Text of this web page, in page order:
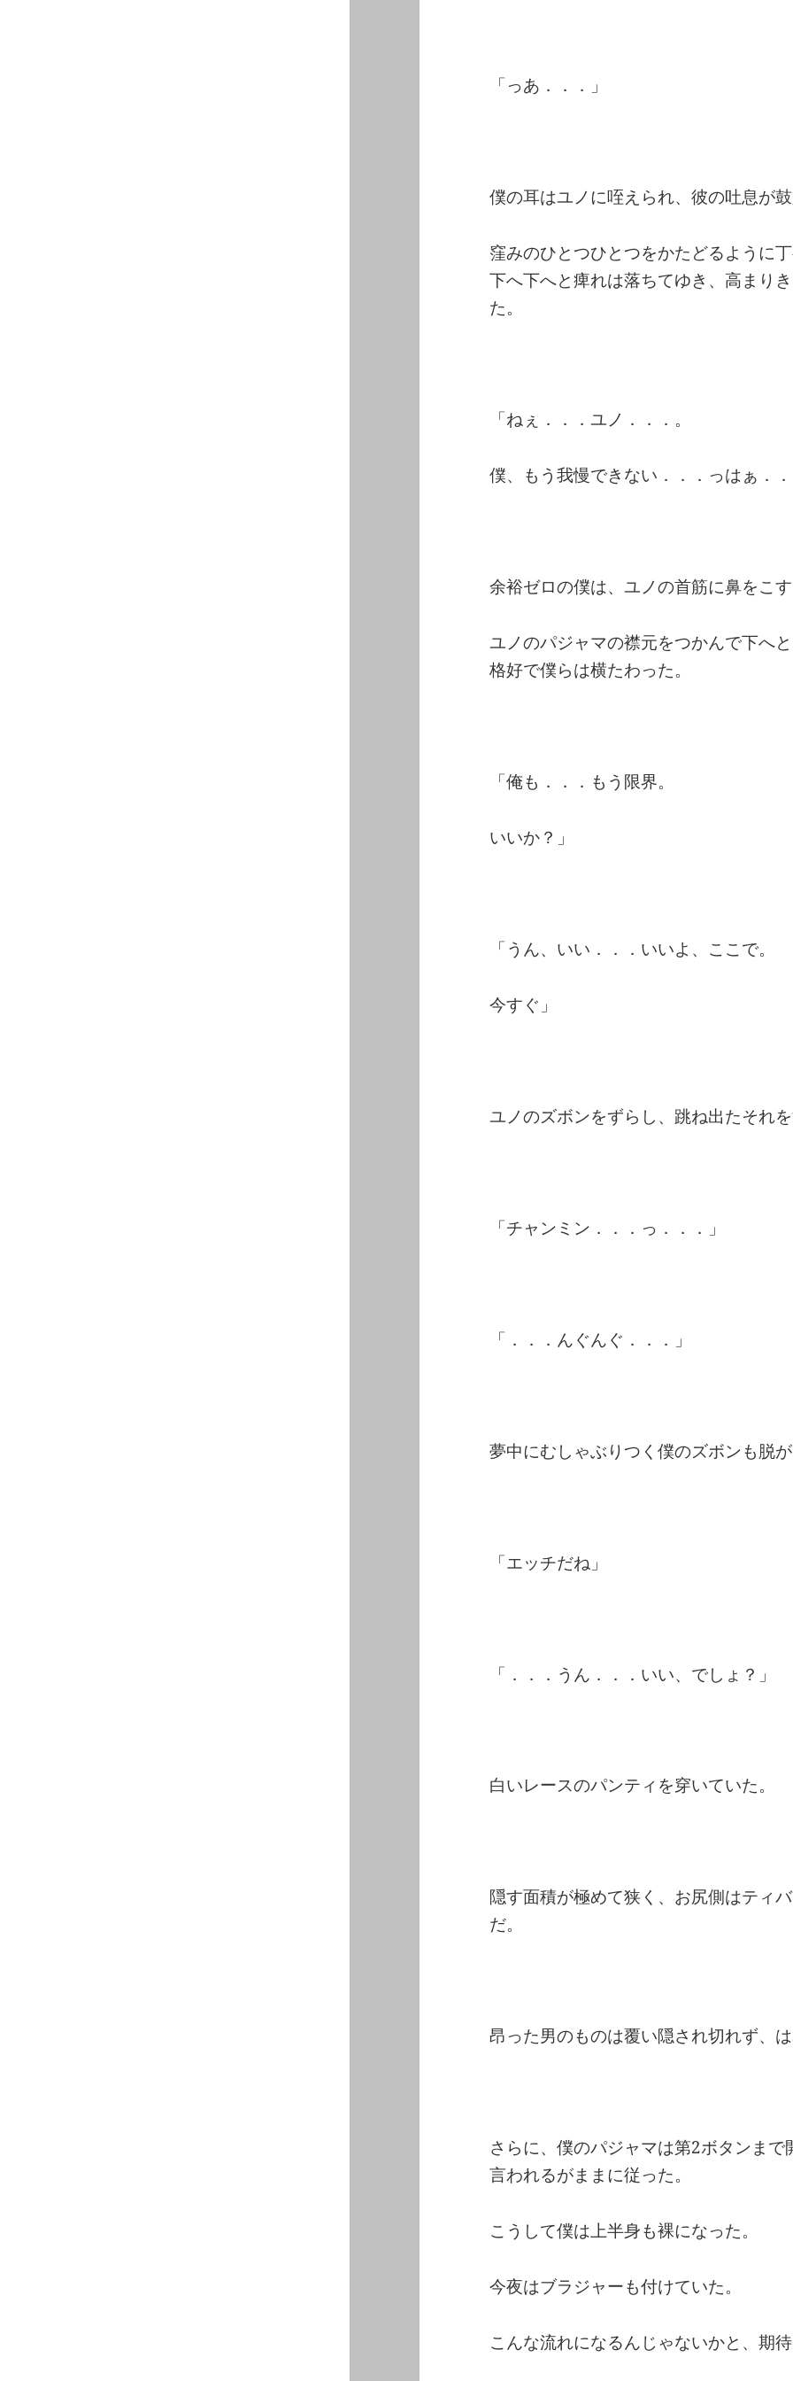
「っあ．．．」
僕の耳はユノに咥えられ、彼の吐息が
窪みのひとつひとつをかたどるように
下へ下へと痺れは落ちてゆき、高まり
た。
「ねぇ．．．ユノ．．．。
僕、もう我慢できない．．．っはぁ．
余裕ゼロの僕は、ユノの首筋に鼻をこ
ユノのパジャマの襟元をつかんで下へ
格好で僕らは横たわった。
「俺も．．．もう限界。
いいか？」
「うん、いい．．．いいよ、ここで。
今すぐ」
ユノのズボンをずらし、跳ね出たそれ
「チャンミン．．．っ．．．」
「．．．んぐんぐ．．．」
夢中にむしゃぶりつく僕のズボンも脱
「エッチだね」
「．．．うん．．．いい、でしょ？」
白いレースのパンティを穿いていた。
隠す面積が極めて狭く、お尻側はティ
だ。
昂った男のものは覆い隠され切れず、
さらに、僕のパジャマは第2ボタンま
言われるがままに従った。
こうして僕は上半身も裸になった。
今夜はブラジャーも付けていた。
こんな流れになるんじゃないかと、期